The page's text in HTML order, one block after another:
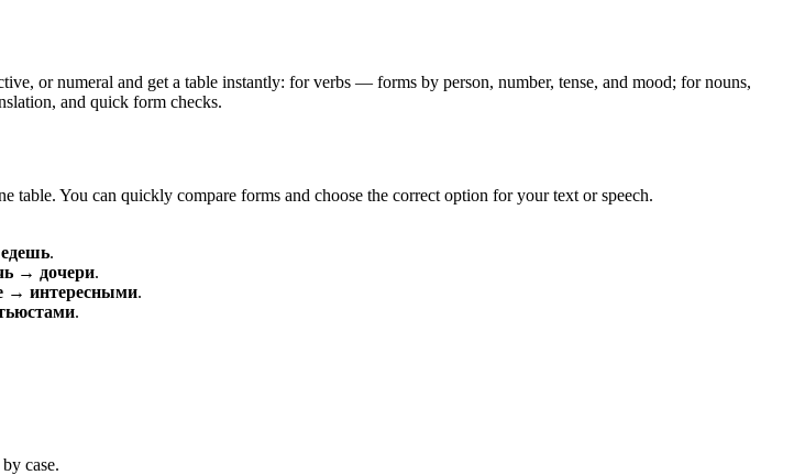
or numeral and get a table instantly: for verbs — forms by person, number, tense, and mood; for nouns,
and quick form checks.
table. You can quickly compare forms and choose the correct option for your text or speech.
.
→ дочери.
→ интересными.
.
case.